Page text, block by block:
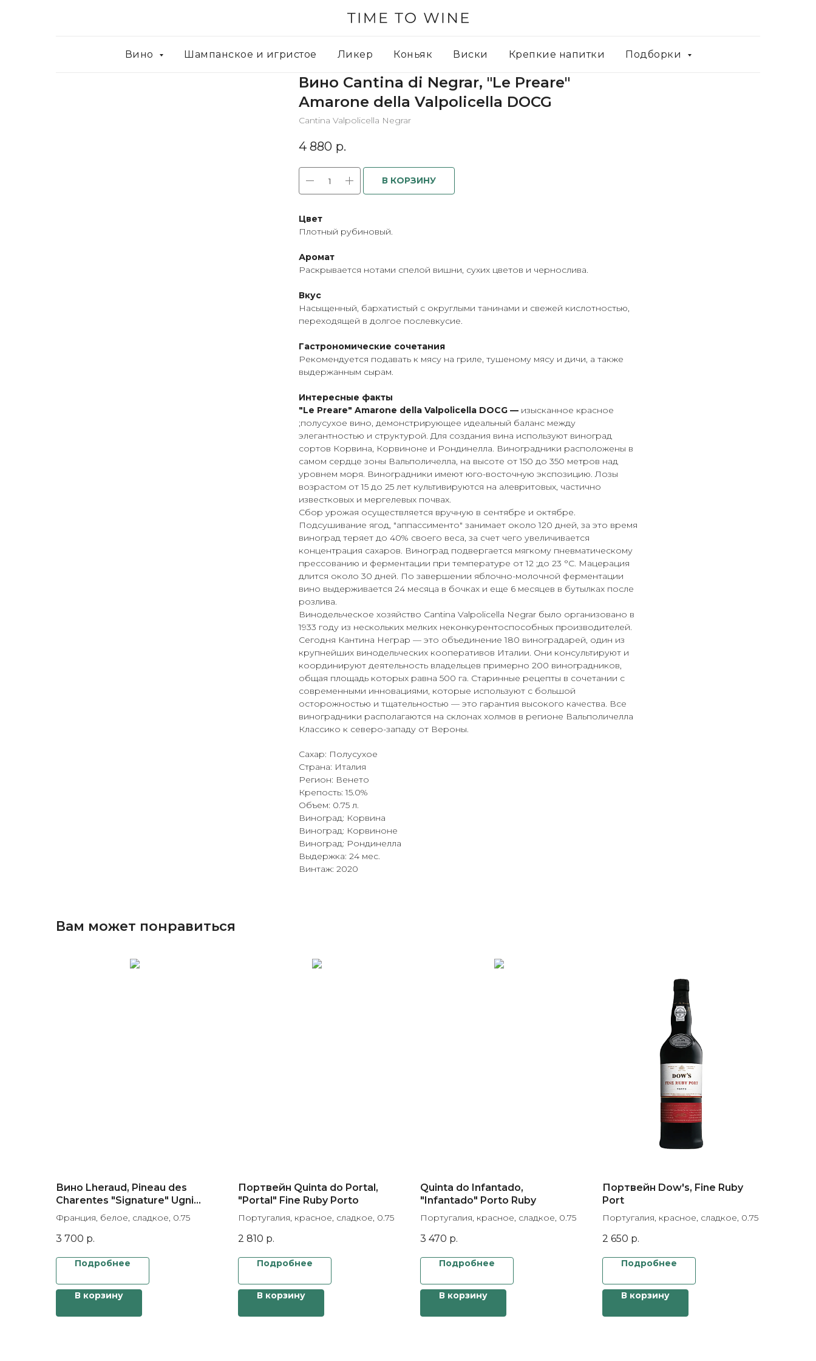
Вино Шампанское и игристое Ликер Коньяк Виски Крепкие напитки Подборки
Вино Cantina di Negrar, "Le Preare"
Amarone della Valpolicella DOCG
Cantina Valpolicella Negrar
4 880 р.
В КОРЗИНУ
Цвет
Плотный рубиновый.
Аромат
Раскрывается нотами спелой вишни, сухих цветов и чернослива.
Вкус
Насыщенный, бархатистый с округлыми танинами и свежей кислотностью,
переходящей в долгое послевкусие.
Гастрономические сочетания
Рекомендуется подавать к мясу на гриле, тушеному мясу и дичи, а также
выдержанным сырам.
Интересные факты
"Le Preare" Amarone della Valpolicella DOCG — изысканное красное
;полусухое вино, демонстрирующее идеальный баланс между
элегантностью и структурой. Для создания вина используют виноград
сортов Корвина, Корвиноне и Рондинелла. Виноградники расположены в
самом сердце зоны Вальполичелла, на высоте от 150 до 350 метров над
уровнем моря. Виноградники имеют юго-восточную экспозицию. Лозы
возрастом от 15 до 25 лет культивируются на алевритовых, частично
известковых и мергелевых почвах.
Сбор урожая осуществляется вручную в сентябре и октябре.
Подсушивание ягод, "аппассименто" занимает около 120 дней, за это время
виноград теряет до 40% своего веса, за счет чего увеличивается
концентрация сахаров. Виноград подвергается мягкому пневматическому
прессованию и ферментации при температуре от 12 ;до 23 °С. Мацерация
длится около 30 дней. По завершении яблочно-молочной ферментации
вино выдерживается 24 месяца в бочках и еще 6 месяцев в бутылках после
розлива.
Винодельческое хозяйство Cantina Valpolicella Negrar было организовано в
1933 году из нескольких мелких неконкурентоспособных производителей.
Сегодня Кантина Неграр — это объединение 180 виноградарей, один из
крупнейших винодельческих кооперативов Италии. Они консультируют и
координируют деятельность владельцев примерно 200 виноградников,
общая площадь которых равна 500 га. Старинные рецепты в сочетании с
современными инновациями, которые используют с большой
осторожностью и тщательностью — это гарантия высокого качества. Все
виноградники располагаются на склонах холмов в регионе Вальполичелла
Классико к северо-западу от Вероны.
Сахар: Полусухое
Страна: Италия
Регион: Венето
Крепость: 15.0%
Объем: 0.75 л.
Виноград: Корвина
Виноград: Корвиноне
Виноград: Рондинелла
Выдержка: 24 мес.
Винтаж: 2020
Вам может понравиться
Вино Lheraud, Pineau des
Charentes "Signature" Ugni
Blanc, gift box
Франция, белое, сладкое, 0.75
3 700 р.
Подробнее
В корзину
Портвейн Quinta do Portal,
"Portal" Fine Ruby Porto
Португалия, красное, сладкое, 0.75
2 810 р.
Подробнее
В корзину
Quinta do Infantado,
"Infantado" Porto Ruby
Португалия, красное, сладкое, 0.75
3 470 р.
Подробнее
В корзину
Портвейн Dow's, Fine Ruby
Port
Португалия, красное, сладкое, 0.75
2 650 р.
Подробнее
В корзину